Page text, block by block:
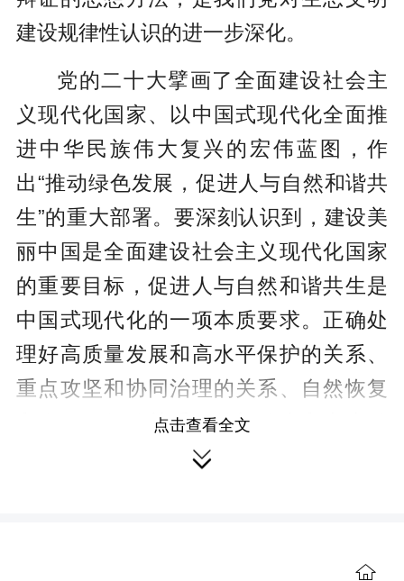
建设规律性认识的进一步深化。
党的二十大擘画了全面建设社会主
义现代化国家、以中国式现代化全面推
进中华民族伟大复兴的宏伟蓝图，作
出“推动绿色发展，促进人与自然和谐共
生”的重大部署。要深刻认识到，建设美
丽中国是全面建设社会主义现代化国家
的重要目标，促进人与自然和谐共生是
中国式现代化的一项本质要求。正确处
理好高质量发展和高水平保护的关系、
重点攻坚和协同治理的关系、自然恢复
和人工修复的关系、外部约束和内生动
力的关系、“双碳”承诺和自主行动的关
大力度来谋划和推进新征程生态环境保
点击查看全文
